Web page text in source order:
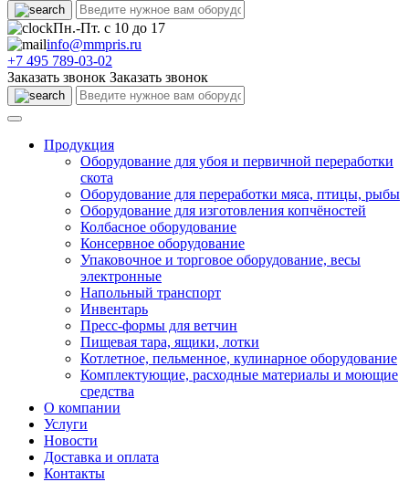
Пн.-Пт. с 10 до 17
info@mmpris.ru
+7 495 789-03-02
Заказать звонок Заказать звонок
Продукция
Оборудование для убоя и первичной переработки
скота
Оборудование для переработки мяса, птицы, рыбы
Оборудование для изготовления копчёностей
Колбасное оборудование
Консервное оборудование
Упаковочное и торговое оборудование, весы
электронные
Напольный транспорт
Инвентарь
Пресс-формы для ветчин
Пищевая тара, ящики, лотки
Котлетное, пельменное, кулинарное оборудование
Комплектующие, расходные материалы и моющие
средства
О компании
Услуги
Новости
Доставка и оплата
Контакты